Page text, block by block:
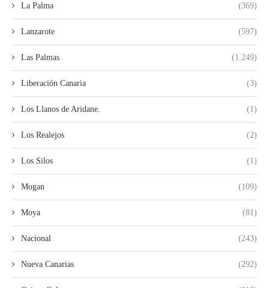
La Palma (369)
Lanzarote (597)
Las Palmas (1.249)
Liberación Canaria (3)
Los Llanos de Aridane. (1)
Los Realejos (2)
Los Silos (1)
Mogan (109)
Moya (81)
Nacional (243)
Nueva Canarias (292)